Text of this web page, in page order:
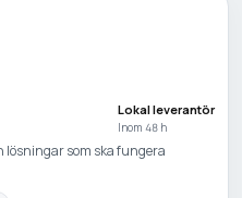
Lokal leverantör
Inom 48 h
lösningar som ska fungera